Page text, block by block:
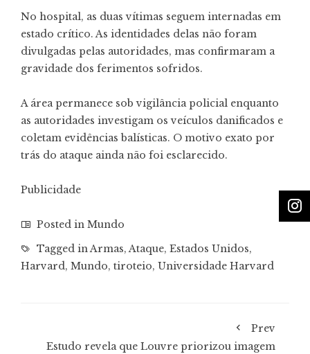
No hospital, as duas vítimas seguem internadas em
estado crítico. As identidades delas não foram
divulgadas pelas autoridades, mas confirmaram a
gravidade dos ferimentos sofridos.
A área permanece sob vigilância policial enquanto
as autoridades investigam os veículos danificados e
coletam evidências balísticas. O motivo exato por
trás do ataque ainda não foi esclarecido.
Publicidade
Posted in Mundo
Tagged inArmas,Ataque, Estados Unidos,
Harvard, Mundo, tiroteio, Universidade Harvard
Prev
Estudo revela que Louvre priorizou imagem